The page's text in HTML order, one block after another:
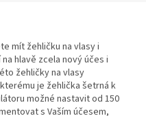
mít žehličku na vlasy i
hlavě zcela nový účes i
žehličky na vlasy
je žehlička šetrná k
možné nastavit od 150
s Vaším účesem,